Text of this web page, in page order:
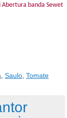
Abertura banda Sewet
Saulo Tomate